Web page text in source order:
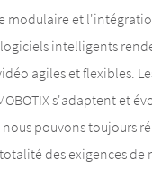
modulaire et
intelligents
agiles et flexibles.
s'adaptent et
nous pouvons toujours
des exigences de